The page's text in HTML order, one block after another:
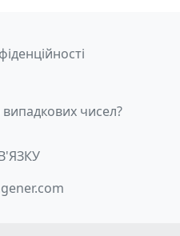
чисел?